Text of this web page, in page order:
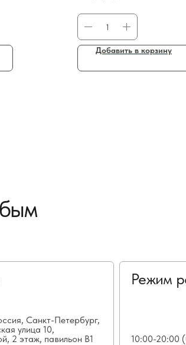
Добавить в корзину
Санкт-Петербург,
улица 10,
2 этаж, павильон В1
Режим
10:00-20:00